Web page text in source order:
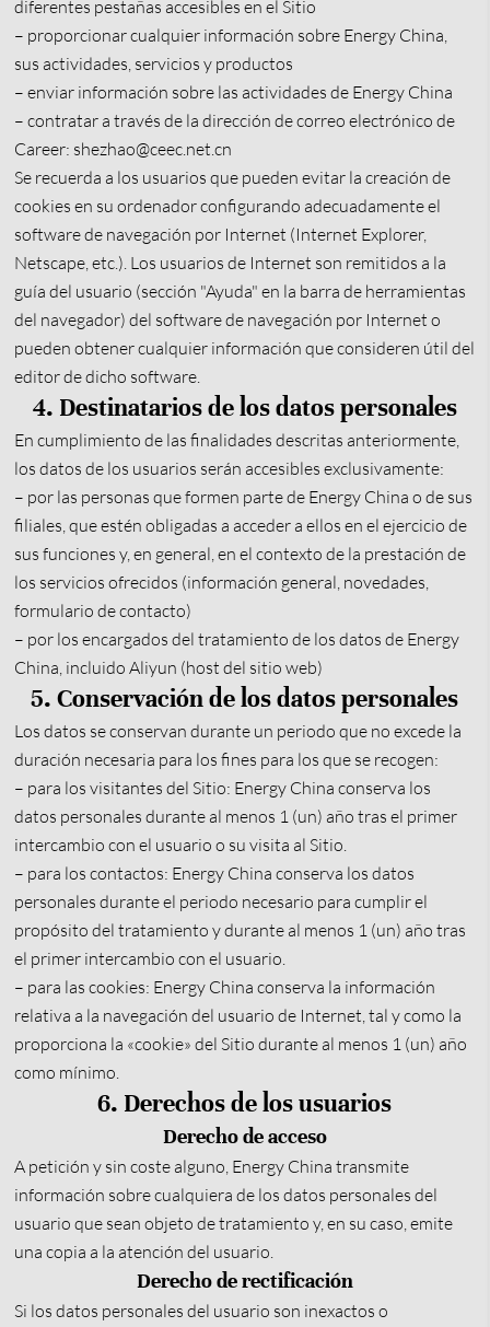
diferentes pestañas accesibles en el Sitio
– proporcionar cualquier información sobre Energy China,
sus actividades, servicios y productos
– enviar información sobre las actividades de Energy China
– contratar a través de la dirección de correo electrónico de
Career: shezhao@ceec.net.cn
Se recuerda a los usuarios que pueden evitar la creación de
cookies en su ordenador configurando adecuadamente el
software de navegación por Internet (Internet Explorer,
Netscape, etc.). Los usuarios de Internet son remitidos a la
guía del usuario (sección "Ayuda" en la barra de herramientas
del navegador) del software de navegación por Internet o
pueden obtener cualquier información que consideren útil del
editor de dicho software.
4. Destinatarios de los datos personales
En cumplimiento de las finalidades descritas anteriormente,
los datos de los usuarios serán accesibles exclusivamente:
– por las personas que formen parte de Energy China o de sus
filiales, que estén obligadas a acceder a ellos en el ejercicio de
sus funciones y, en general, en el contexto de la prestación de
los servicios ofrecidos (información general, novedades,
formulario de contacto)
– por los encargados del tratamiento de los datos de Energy
China, incluido Aliyun (host del sitio web)
5. Conservación de los datos personales
Los datos se conservan durante un periodo que no excede la
duración necesaria para los fines para los que se recogen:
– para los visitantes del Sitio: Energy China conserva los
datos personales durante al menos 1 (un) año tras el primer
intercambio con el usuario o su visita al Sitio.
– para los contactos: Energy China conserva los datos
personales durante el periodo necesario para cumplir el
propósito del tratamiento y durante al menos 1 (un) año tras
el primer intercambio con el usuario.
– para las cookies: Energy China conserva la información
relativa a la navegación del usuario de Internet, tal y como la
proporciona la «cookie» del Sitio durante al menos 1 (un) año
como mínimo.
6. Derechos de los usuarios
Derecho de acceso
A petición y sin coste alguno, Energy China transmite
información sobre cualquiera de los datos personales del
usuario que sean objeto de tratamiento y, en su caso, emite
una copia a la atención del usuario.
Derecho de rectificación
Si los datos personales del usuario son inexactos o